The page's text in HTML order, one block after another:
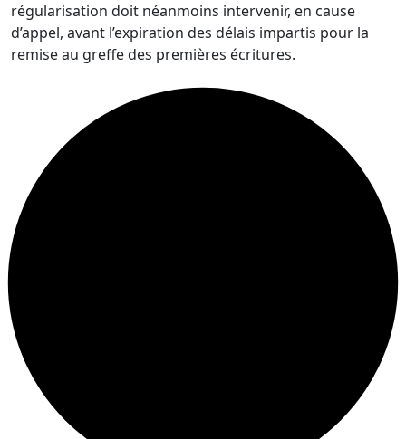
régularisation doit néanmoins intervenir, en cause
d’appel, avant l’expiration des délais impartis pour la
remise au greffe des premières écritures.